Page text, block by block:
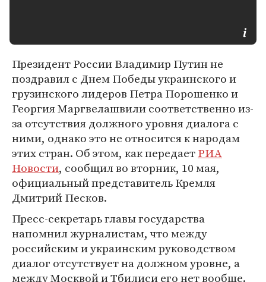
Президент России Владимир Путин не
поздравил с Днем Победы украинского и
грузинского лидеров Петра Порошенко и
Георгия Маргвелашвили соответственно из-
за отсутствия должного уровня диалога с
ними, однако это не относится к народам
этих стран. Об этом, как передаетРИА
Новости, сообщил во вторник, 10 мая,
официальный представитель Кремля
Дмитрий Песков.
Пресс-секретарь главы государства
напомнил журналистам, что между
российским и украинским руководством
диалог отсутствует на должном уровне, а
между Москвой и Тбилиси его нет вообще.